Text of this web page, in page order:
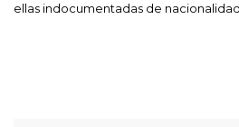
ellas indocumentadas de